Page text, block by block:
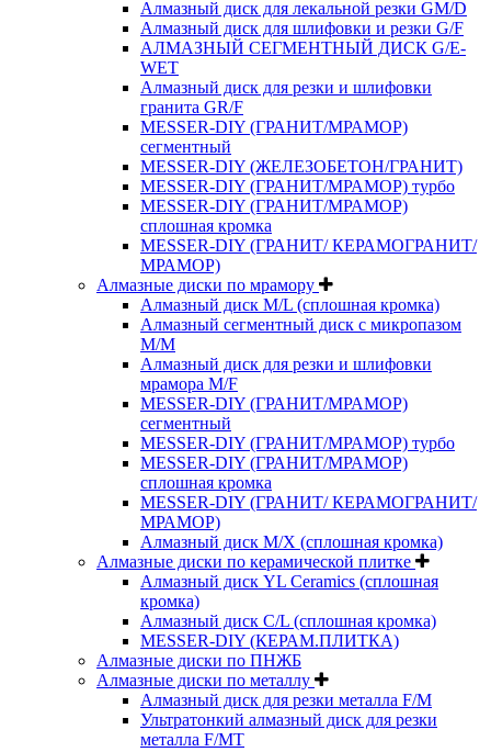
Алмазный диск для лекальной резки GM/D
Алмазный диск для шлифовки и резки G/F
АЛМАЗНЫЙ СЕГМЕНТНЫЙ ДИСК G/E-
WET
Алмазный диск для резки и шлифовки
гранита GR/F
MESSER-DIY (ГРАНИТ/МРАМОР)
сегментный
MESSER-DIY (ЖЕЛЕЗОБЕТОН/ГРАНИТ)
MESSER-DIY (ГРАНИТ/МРАМОР) турбо
MESSER-DIY (ГРАНИТ/МРАМОР)
сплошная кромка
MESSER-DIY (ГРАНИТ/ КЕРАМОГРАНИТ/
МРАМОР)
Алмазные диски по мрамору
Алмазный диск M/L (сплошная кромка)
Алмазный сегментный диск с микропазом
M/M
Алмазный диск для резки и шлифовки
мрамора M/F
MESSER-DIY (ГРАНИТ/МРАМОР)
сегментный
MESSER-DIY (ГРАНИТ/МРАМОР) турбо
MESSER-DIY (ГРАНИТ/МРАМОР)
сплошная кромка
MESSER-DIY (ГРАНИТ/ КЕРАМОГРАНИТ/
МРАМОР)
Алмазный диск M/X (сплошная кромка)
Алмазные диски по керамической плитке
Алмазный диск YL Ceramics (сплошная
кромка)
Алмазный диск C/L (сплошная кромка)
MESSER-DIY (КЕРАМ.ПЛИТКА)
Алмазные диски по ПНЖБ
Алмазные диски по металлу
Алмазный диск для резки металла F/M
Ультратонкий алмазный диск для резки
металла F/MT